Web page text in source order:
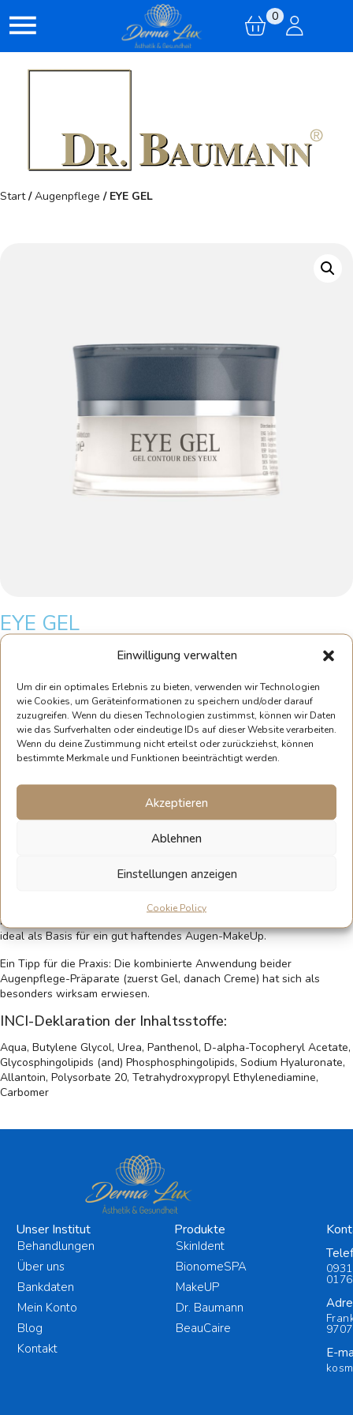
Einwilligung verwalten
Um dir ein optimales Erlebnis zu bieten, verwenden wir Technologien
wie Cookies, um Geräteinformationen zu speichern und/oder darauf
zuzugreifen. Wenn du diesen Technologien zustimmst, können wir Daten
wie das Surfverhalten oder eindeutige IDs auf dieser Website verarbeiten.
Wenn du deine Zustimmung nicht erteilst oder zurückziehst, können
bestimmte Merkmale und Funktionen beeinträchtigt werden.
Akzeptieren
Ablehnen
Einstellungen anzeigen
Cookie Policy
0
Start/Augenpflege / EYE GEL
EYE GEL
Augenpflege
13.00€ – 24.00€ inkl. MwSt.
Volumen 15 ml Tiegel 7 ml Tube
Beschreibung und Gebrauchsanweisung
der Haut um die Augen viel Feuchtigkeit spendet. Empfohlen bei
mangelnder Spannkraft. Durch die nicht fettende Konsistenz auch
ideal als Basis für ein gut haftendes Augen-MakeUp.
Ein Tipp für die Praxis: Die kombinierte Anwendung beider
Augenpflege-Präparate (zuerst Gel, danach Creme) hat sich als
besonders wirksam erwiesen.
INCI-Deklaration der Inhaltsstoffe:
Aqua, Butylene Glycol, Urea, Panthenol, D-alpha-Tocopheryl Acetate,
Glycosphingolipids (and) Phosphosphingolipids, Sodium Hyaluronate,
Allantoin, Polysorbate 20, Tetrahydroxypropyl Ethylenediamine,
Carbomer
Unser Institut
Behandlungen
Über uns
Bankdaten
Mein Konto
Blog
Kontakt
Produkte
SkinIdent
BionomeSPA
MakeUP
Dr. Baumann
BeauCaire
E-